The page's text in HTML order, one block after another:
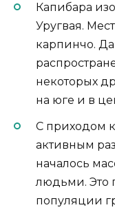
Капибара
Уругвая.
карпинчо.
некоторых
на юге и в
С приходом
активным
началось
людьми. Это
популяции